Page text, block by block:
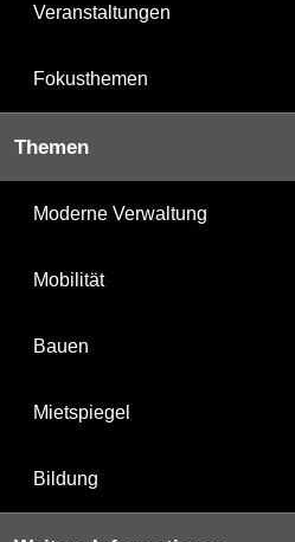
Veranstaltungen
Fokusthemen
Themen
Moderne Verwaltung
Mobilität
Bauen
Mietspiegel
Bildung